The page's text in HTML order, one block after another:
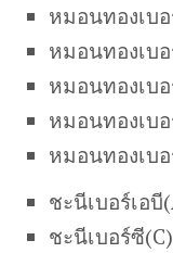
หมอนทองเบ
หมอนทองเบ
หมอนทองเบ
หมอนทองเบ
หมอนทองเบ
ชะนีเบอร์เอ
ชะนีเบอร์ซี